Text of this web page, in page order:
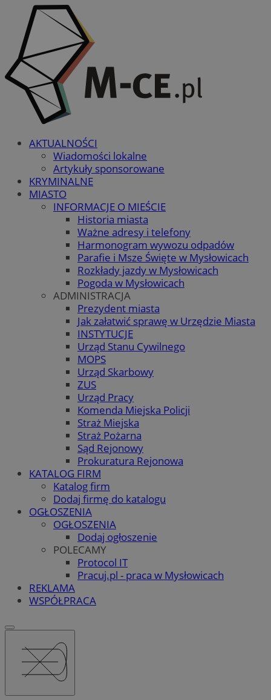
AKTUALNOŚCI
Wiadomości lokalne
Artykuły sponsorowane
KRYMINALNE
MIASTO
INFORMACJE O MIEŚCIE
Historia miasta
Ważne adresy i telefony
Harmonogram wywozu odpadów
Parafie i Msze Święte w Mysłowicach
Rozkłady jazdy w Mysłowicach
Pogoda w Mysłowicach
ADMINISTRACJA
Prezydent miasta
Jak załatwić sprawę w Urzędzie Miasta
INSTYTUCJE
Urząd Stanu Cywilnego
MOPS
Urząd Skarbowy
ZUS
Urząd Pracy
Komenda Miejska Policji
Straż Miejska
Straż Pożarna
Sąd Rejonowy
Prokuratura Rejonowa
KATALOG FIRM
Katalog firm
Dodaj firmę do katalogu
OGŁOSZENIA
OGŁOSZENIA
Dodaj ogłoszenie
POLECAMY
Protocol IT
Pracuj.pl - praca w Mysłowicach
REKLAMA
WSPÓŁPRACA